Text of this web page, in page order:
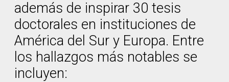
además de inspirar 30 tesis
doctorales en instituciones de
América del Sur y Europa. Entre
los hallazgos más notables se
incluyen: